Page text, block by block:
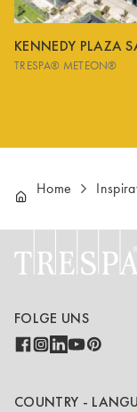
KENNEDY PLAZA
TRESPA® METEON®
Home
FOLGE UNS
COUNTRY -